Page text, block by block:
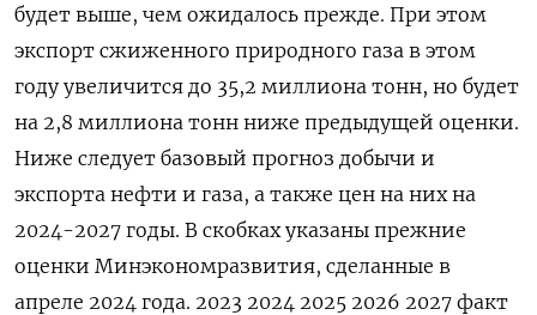
будет выше, чем ожидалось прежде. При этом
экспорт сжиженного природного газа в этом
году увеличится до 35,2 миллиона тонн, но будет
на 2,8 миллиона тонн ниже предыдущей оценки.
Ниже следует базовый прогноз добычи и
экспорта нефти и газа, а также цен на них на
2024-2027 годы. В скобках указаны прежние
оценки Минэкономразвития, сделанные в
апреле 2024 года. 2023 2024 2025 2026 2027 факт